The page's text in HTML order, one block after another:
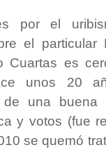
por el
el particular
Cuartas es
unos 20
una buena
y votos (fue
se quemó